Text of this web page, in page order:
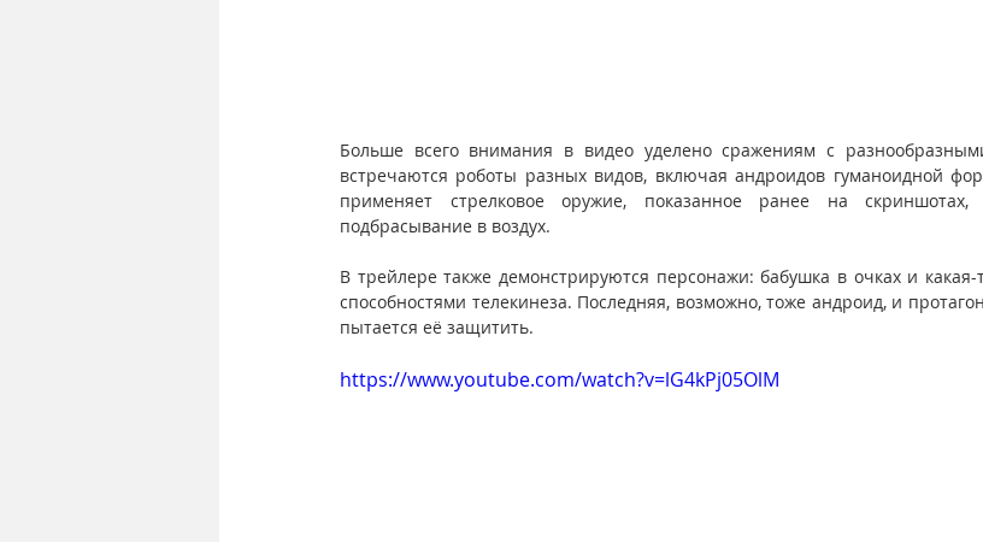
Больше всего внимания в видео уделено сражениям с
встречаются роботы разных видов, включая андроидов гуманоидной
применяет стрелковое оружие, показанное ранее на
подбрасывание в воздух.
В трейлере также демонстрируются персонажи: бабушка в очках и
способностями телекинеза. Последняя, возможно, тоже андроид, и
пытается её защитить.
https://www.youtube.com/watch?v=lG4kPj05OlM